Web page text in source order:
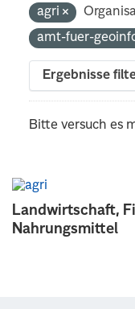
Landwirtschaft,
Nahrungsmittel
agri
amt-fuer-
Ergebnisse
Bitte versuch es